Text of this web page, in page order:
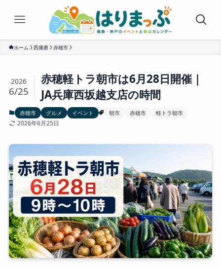
ホーム 西播磨 赤穂市
赤穂軽トラ朝市は6月28日開催｜
JA兵庫西坂越支店の時間
2026
6/25
赤穂市 グルメ イベント 朝市 赤穂市 軽トラ朝市
2026年6月25日